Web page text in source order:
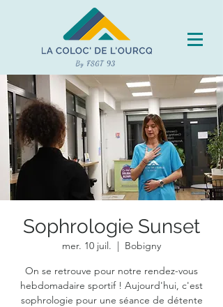
Sophrologie Sunset
mer. 10 juil.
  |
Bobigny
On se retrouve pour notre rendez-vous
hebdomadaire sportif ! Aujourd'hui, c'est
sophrologie pour une séance de détente